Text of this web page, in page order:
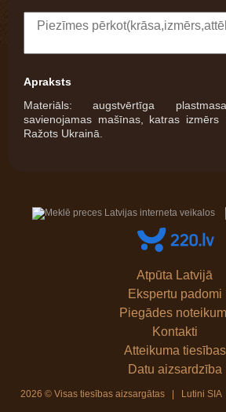
Apraksts
Materiāls: augstvērtīga
savienojamas mašīnas, katras
Ražots Ukrainā.
Atpūta Latvijā
Ekspertu padomi
Piegādes
Kontakti
Atteikuma tiesības
Datu aizsardzība
2026 © Visas tiesības aizsargātas | Lutini